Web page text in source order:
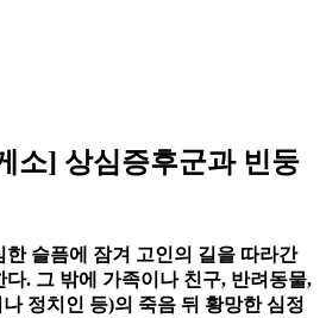
소] 상심증후군과 빈둥
슬픔에 잠겨 고인의 길을 따라간
. 그 밖에 가족이나 친구, 반려동물,
정치인 등)의 죽음 뒤 황망한 심정